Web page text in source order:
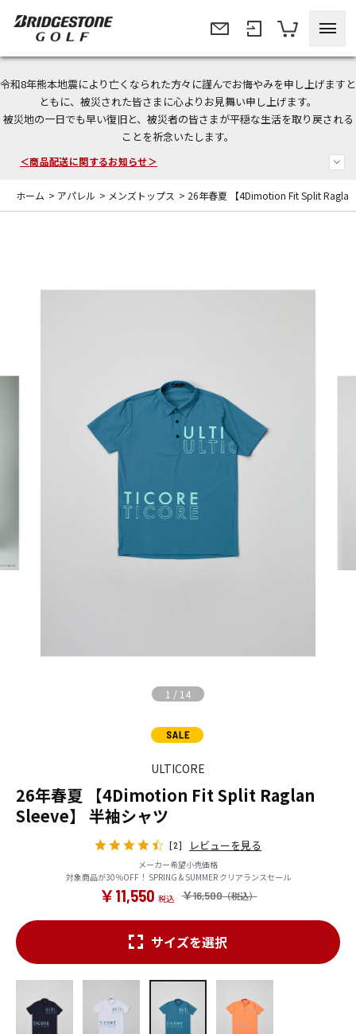
令和8年熊本地震により亡くなられた方々に謹んでお悔やみを申し上げますと
ともに、被災された皆さまに心よりお見舞い申し上げます。
被災地の一日でも早い復旧と、被災者の皆さまが平穏な生活を取り戻される
ことを祈念いたします。
今なら新規会員登録で1,000円OFFクーポンプレゼント！
＜商品配送に関するお知らせ＞
＜夏季休暇中のご注文・発送・お問い合わせ＞
ホーム > アパレル > メンズトップス > 26年春夏 【4Dimotion Fit Split Raglan
1 / 14
ULTICORE
26年春夏 【4Dimotion Fit Split Raglan
Sleeve】 半袖シャツ
[2] レビューを見る
メーカー希望小売価格
対象商品が30％OFF！ SPRING & SUMMER クリアランスセール
￥16,500
￥11,550
サイズを選択